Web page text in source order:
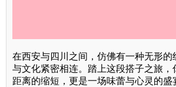
在西安与四川之间，仿佛有一种无形的
与文化紧密相连。踏上这段搭子之旅，
距离的缩短，更是一场味蕾与心灵的盛